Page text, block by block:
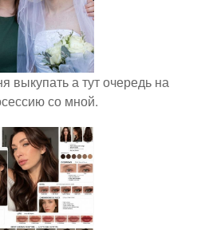
выкупать а тут очередь на
со мной.